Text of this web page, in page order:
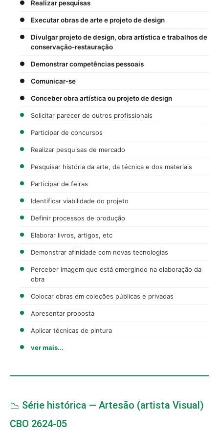
Realizar pesquisas
Executar obras de arte e projeto de design
Divulgar projeto de design, obra artística e trabalhos de
conservação-restauração
Demonstrar competências pessoais
Comunicar-se
Conceber obra artística ou projeto de design
Solicitar parecer de outros profissionais
Participar de concursos
Realizar pesquisas de mercado
Pesquisar história da arte, da técnica e dos materiais
Participar de feiras
Identificar viabilidade do projeto
Definir processos de produção
Elaborar livros, artigos, etc
Demonstrar afinidade com novas tecnologias
Perceber imagem que está emergindo na elaboração da
obra
Colocar obras em coleções públicas e privadas
Apresentar proposta
Aplicar técnicas de pintura
ver mais...
📉 Série histórica — Artesão (artista Visual)
CBO 2624-05